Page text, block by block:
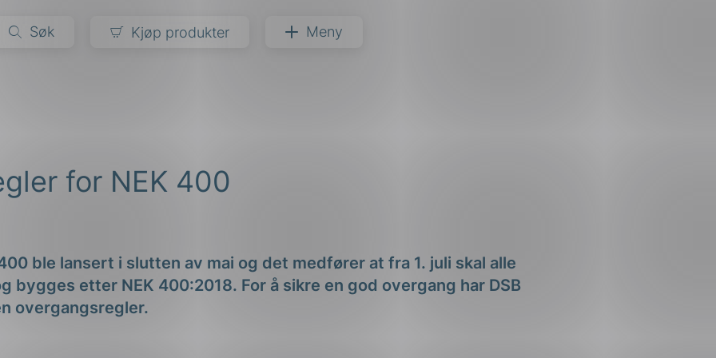
Søk Kjøp produkter Meny
for NEK 400
ble lansert i slutten av mai og det medfører at fra 1. juli skal alle
bygges etter NEK 400:2018. For å sikre en god overgang har DSB
overgangsregler.